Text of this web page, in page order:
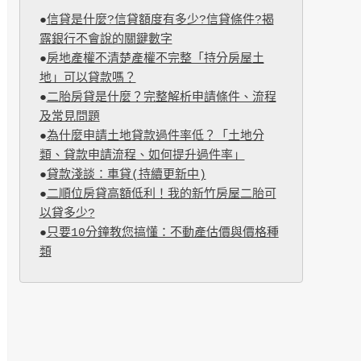
●信貸是什麼?信貸額度有多少?信貸條件?揭
露銀行不會說的關鍵數字
●房地產權不清楚產權不完整「持分房屋土
地」可以貸款嗎？
●二胎房貸是什麼？完整解析申請條件、流程
及常見問題
●為什麼申請土地貸款過件率低？「土地分
類、貸款申請流程、如何提升過件率」
●貸款淺談：車貸(持續更新中)
●二順位房貸高額低利！我的新竹房屋二胎可
以貸多少?
●只要10分鐘教您搞懂：不動產估價與價格種
類